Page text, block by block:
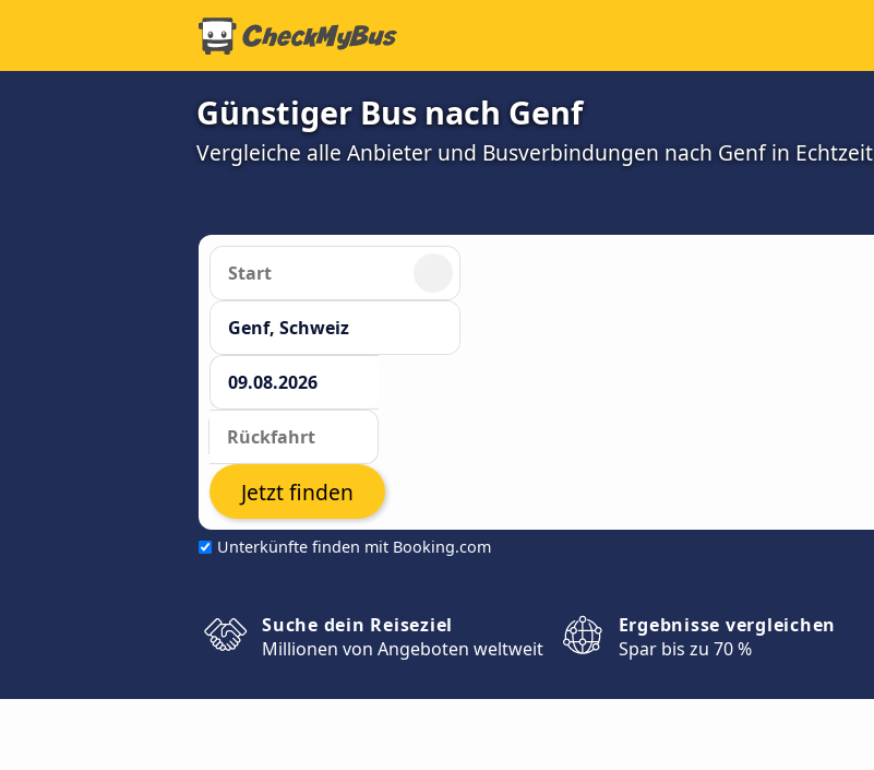
Günstiger Bus nach Genf
Vergleiche alle Anbieter und Busverbindungen nach Genf in Echtzeit
Unterkünfte finden mit Booking.com
Jetzt finden
Suche dein Reiseziel
Millionen von Angeboten weltweit
Ergebnisse vergleichen
Spar bis zu 70 %